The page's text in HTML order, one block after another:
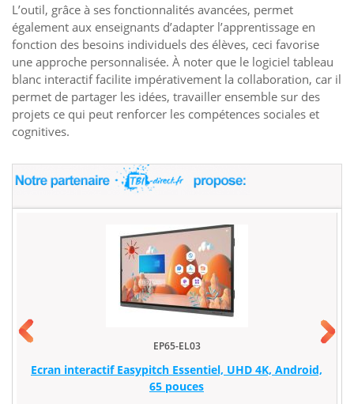
L’outil, grâce à ses fonctionnalités avancées, permet
également aux enseignants d’adapter l’apprentissage en
fonction des besoins individuels des élèves, ceci favorise
une approche personnalisée. À noter que le logiciel tableau
blanc interactif facilite impérativement la collaboration, car il
permet de partager les idées, travailler ensemble sur des
projets ce qui peut renforcer les compétences sociales et
cognitives.
EP65-EL03
Ecran interactif Easypitch Essentiel, UHD 4K, Android,
65 pouces